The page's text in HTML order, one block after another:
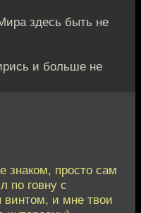
здесь быть не
и больше не
знаком, просто сам
по говну с
винтом, и мне твои